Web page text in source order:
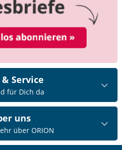
Service
für Dich da
uns
über ORION